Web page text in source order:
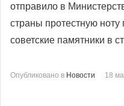
отправило в
страны протестную ноту
советские памятники в
Опубликовано в Новости 18